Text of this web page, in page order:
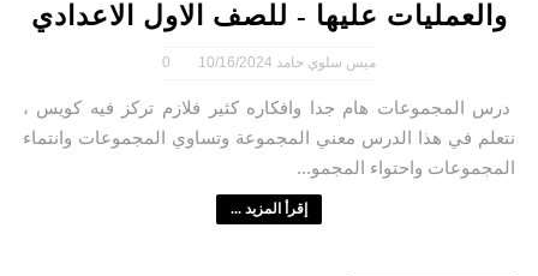
والعمليات عليها - للصف الاول الاعدادي
ميس سلوي حامد 10/16/2024
0
درس المجموعات هام جدا وافكاره كثير فلازم تركز فيه كويس ،
نتعلم في هذا الدرس معني المجموعة وتساوي المجموعات وانتماء
المجموعات واحتواء المجمو...
إقرأ المزيد ...